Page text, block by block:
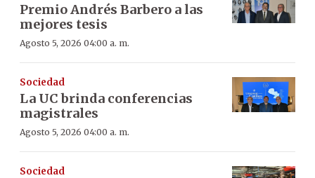
Premio Andrés Barbero a las
mejores tesis
Agosto 5, 2026 04:00 a. m.
Sociedad
La UC brinda conferencias
magistrales
Agosto 5, 2026 04:00 a. m.
Sociedad